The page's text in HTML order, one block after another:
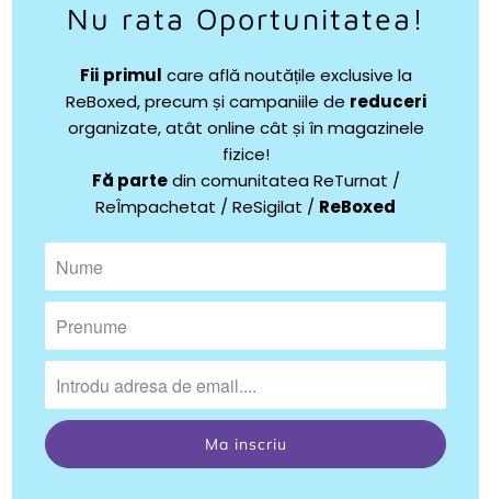
Nu rata Oportunitatea!
Fii primul care află noutățile exclusive la
ReBoxed, precum și campaniile de reduceri
organizate, atât online cât și în magazinele
fizice!
Fă partedin comunitatea ReTurnat /
ReÎmpachetat / ReSigilat / ReBoxed